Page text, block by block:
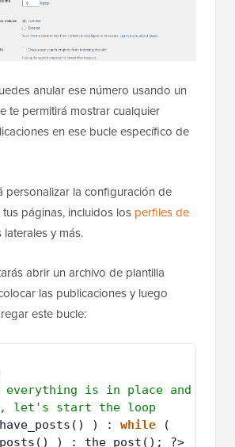
anular ese número usando un
te permitirá mostrar cualquier
en ese bucle específico de
personalizar la configuración de
páginas, incluidos los perfiles de
laterales y más.
abrir un archivo de plantilla
las publicaciones y luego
este bucle:
is in place and
let's start the loop
) : while
(
) : the_post(); ?>